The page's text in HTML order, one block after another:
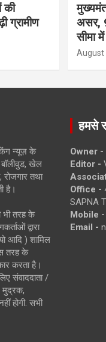
की
ग्रामीण
असर,
सीमा
August
न्यूज़ के
बॉलीवुड, खेल
तथा
है।
भी तरह के
द्वारा
आदि ) शामिल
तरह के
करता है।
संवाददाता /
मुद्रक,
होगी. सभी
हमसे
Owner -
Editor -
Office -
SAPNA
Mobile -
Email -